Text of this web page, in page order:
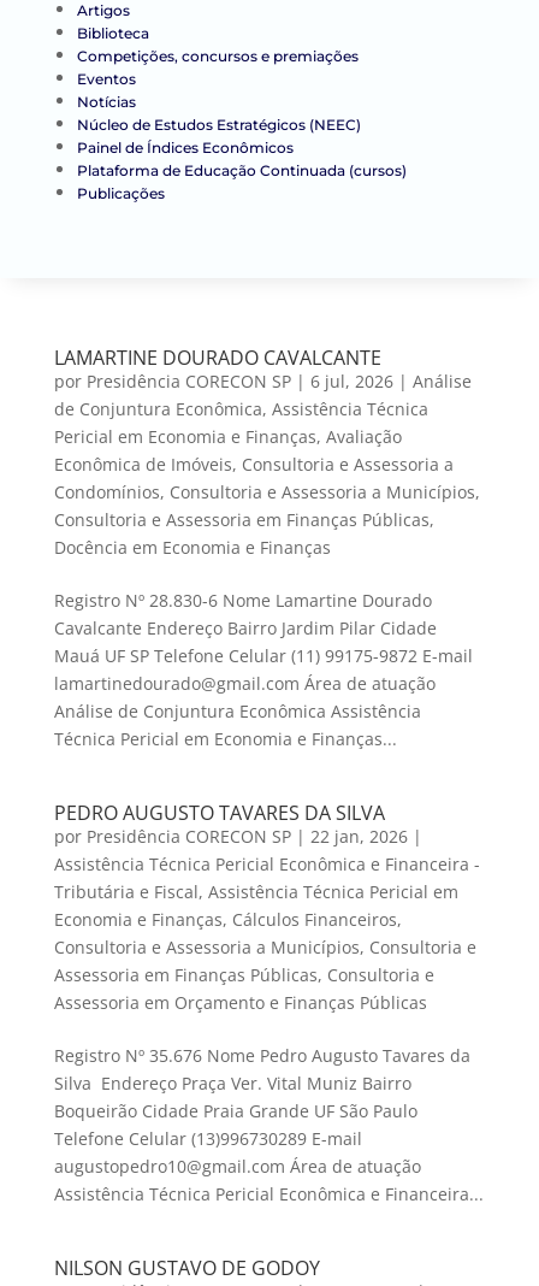
Artigos
Biblioteca
Competições, concursos e premiações
Eventos
Notícias
Núcleo de Estudos Estratégicos (NEEC)
Painel de Índices Econômicos
Plataforma de Educação Continuada (cursos)
Publicações
LAMARTINE DOURADO CAVALCANTE
por Presidência CORECON SP| 6 jul, 2026| Análise
de Conjuntura Econômica, Assistência Técnica
Pericial em Economia e Finanças, Avaliação
Econômica de Imóveis, Consultoria e Assessoria a
Condomínios, Consultoria e Assessoria a Municípios,
Consultoria e Assessoria em Finanças Públicas,
Docência em Economia e Finanças
Registro Nº 28.830-6 Nome Lamartine Dourado
Cavalcante Endereço Bairro Jardim Pilar Cidade
Mauá UF SP Telefone Celular (11) 99175-9872 E-mail
lamartinedourado@gmail.com Área de atuação
Análise de Conjuntura Econômica Assistência
Técnica Pericial em Economia e Finanças...
PEDRO AUGUSTO TAVARES DA SILVA
por Presidência CORECON SP| 22 jan, 2026|
Assistência Técnica Pericial Econômica e Financeira -
Tributária e Fiscal, Assistência Técnica Pericial em
Economia e Finanças, Cálculos Financeiros,
Consultoria e Assessoria a Municípios, Consultoria e
Assessoria em Finanças Públicas, Consultoria e
Assessoria em Orçamento e Finanças Públicas
Registro Nº 35.676 Nome Pedro Augusto Tavares da
Silva Endereço Praça Ver. Vital Muniz Bairro
Boqueirão Cidade Praia Grande UF São Paulo
Telefone Celular (13)996730289 E-mail
augustopedro10@gmail.com Área de atuação
Assistência Técnica Pericial Econômica e Financeira...
NILSON GUSTAVO DE GODOY